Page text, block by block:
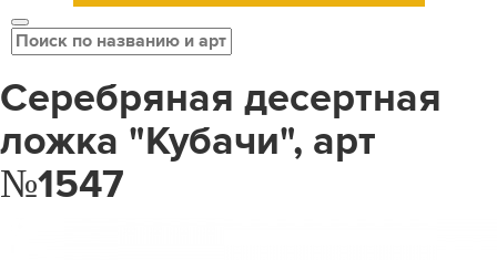
Серебряная десертная
ложка "Кубачи", арт
№1547